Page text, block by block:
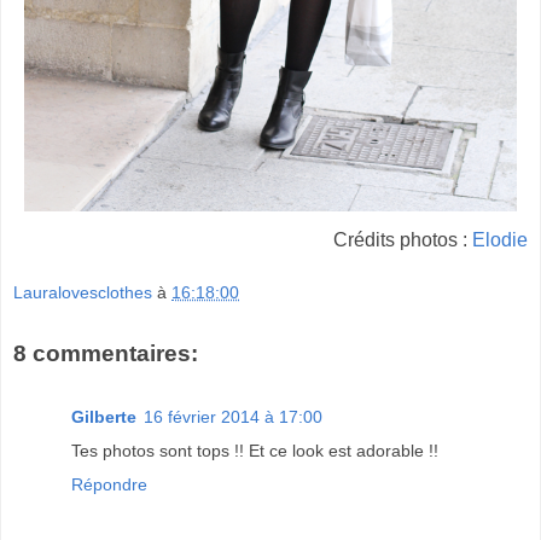
Crédits photos : Elodie
Lauralovesclothes à 16:18:00
8 commentaires:
Gilberte 16 février 2014 à 17:00
Tes photos sont tops !! Et ce look est adorable !!
Répondre